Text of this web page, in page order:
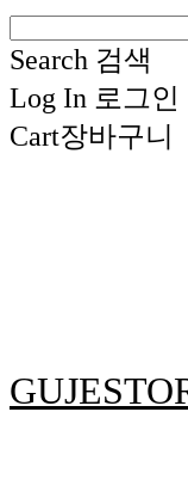
Search 검색
Log In 로그인
Cart장바구니